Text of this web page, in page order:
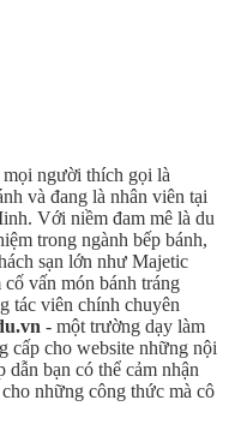
người thích gọi là
và đang là nhân viên tại
Với niềm đam mê là du
trong ngành bếp bánh,
sạn lớn như Majetic
vấn món bánh tráng
tác viên chính chuyên
- một trường dạy làm
cấp cho website những nội
bạn có thể cảm nhận
những công thức mà cô